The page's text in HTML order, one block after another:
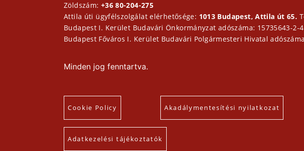
Zöldszám: +36 80-204-275
Attila úti ügyfélszolgálat elérhetősége: 1013 Budapest, Attila út 65.
Budapest I. Kerület Budavári Önkormányzat adószáma: 15735643-2-
Budapest Főváros I. Kerület Budavári Polgármesteri Hivatal
Minden jog fenntartva.
Cookie Policy Akadálymentesítési nyilatkozat
Adatkezelési tájékoztatók